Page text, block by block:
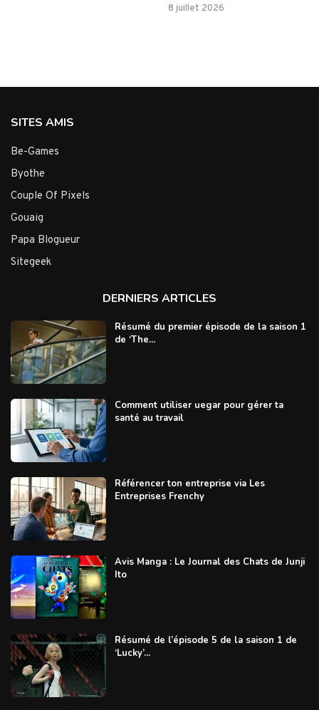
8 juillet 2026
SITES AMIS
Be-Games
Byothe
Couple Of Pixels
Gouaig
Papa Blogueur
Sitegeek
DERNIERS ARTICLES
Résumé du premier épisode de la saison 1
de ‘The...
Comment utiliser uegar pour gérer ta
santé au travail
Référencer ton entreprise via Les
Entreprises Frenchy
Avis Manga : Le Journal des Chats de Junji
Ito
Résumé de l’épisode 5 de la saison 1 de
‘Lucky’...